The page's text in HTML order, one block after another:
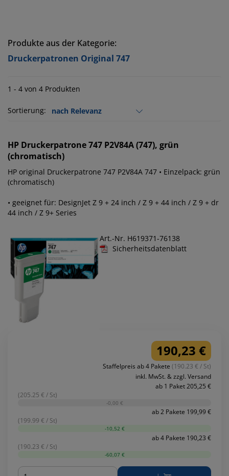
Produkte aus der Kategorie:
Druckerpatronen Original 747
1 - 4 von 4 Produkten
Sortierung:
HP Druckerpatrone 747 P2V84A (747), grün
(chromatisch)
HP original Druckerpatrone 747 P2V84A 747 • Einzelpack: grün
(chromatisch)
• geeignet für: DesignJet Z 9 + 24 inch / Z 9 + 44 inch / Z 9 + dr
44 inch / Z 9+ Series
Art.-Nr. H619371-76138
Sicherheitsdatenblatt
190,23 €
Staffelpreis ab 4 Pakete (190.23 € / St)
inkl. MwSt. & zzgl. Versand
ab 1 Paket 205,25 €
(205.25 € / St)
-0,00 €
ab 2 Pakete 199,99 €
(199.99 € / St)
-10,52 €
ab 4 Pakete 190,23 €
(190.23 € / St)
-60,07 €
Menge